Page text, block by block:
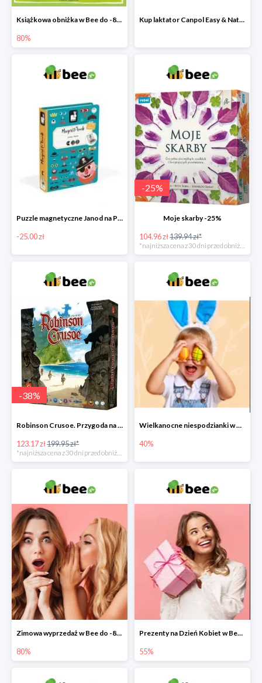
Książkowa obniżka w Bee do -80%
80%
Kup laktator Canpol Easy & Natural a nianię elektroniczną otrzymasz GRATIS!
Puzzle magnetyczne Janod na Preznt od zajączka w Bee -25 zł
-25.00 zł
-25%
Moje skarby -25%
104.96 zł139.94 zł*
*najniższa cena z 30 dni przed obniżką
-38%
Robinson Crusoe. Przygoda na przeklętej wyspie -38%
123.17 zł199.95 zł*
*najniższa cena z 30 dni przed obniżką
Wielkanocne niespodzianki w Bee do -40%
40%
Zimowa wyprzedaż w Bee do -80%
80%
Prezenty na Dzień Kobiet w Bee do -55%
55%